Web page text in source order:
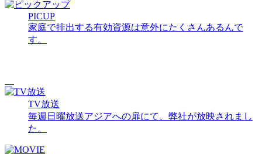
PICUP
家庭で排出する有効資源は意外にたくさんあるんで
す。
TV放送
毎週日曜放送アジアへの扉にて、弊社が放映されまし
た。